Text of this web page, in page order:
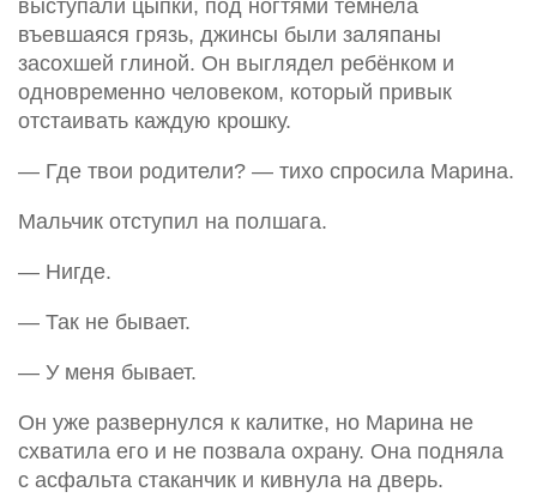
выступали цыпки, под ногтями темнела
въевшаяся грязь, джинсы были заляпаны
засохшей глиной. Он выглядел ребёнком и
одновременно человеком, который привык
отстаивать каждую крошку.
— Где твои родители? — тихо спросила Марина.
Мальчик отступил на полшага.
— Нигде.
— Так не бывает.
— У меня бывает.
Он уже развернулся к калитке, но Марина не
схватила его и не позвала охрану. Она подняла
с асфальта стаканчик и кивнула на дверь.